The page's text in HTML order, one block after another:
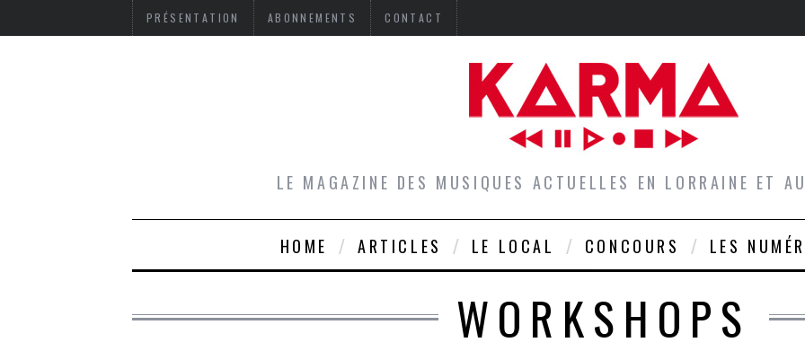
PRÉSENTATION ABONNEMENTS CONTACT
LE MAGAZINE DES MUSIQUES ACTUELLES EN LORRAINE ET
HOME ARTICLES LE LOCAL CONCOURS LES
WORKSHOPS